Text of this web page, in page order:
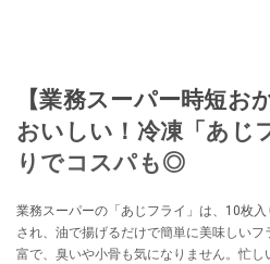
【業務スーパー時短お
おいしい！冷凍「あじ
りでコスパも◎
業務スーパーの「あじフライ」は、10枚
され、油で揚げるだけで簡単に美味しいフ
富で、臭いや小骨も気になりません。忙し